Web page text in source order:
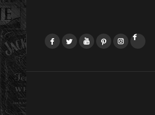
FacebookTwitterYouTubePinterestInstagram